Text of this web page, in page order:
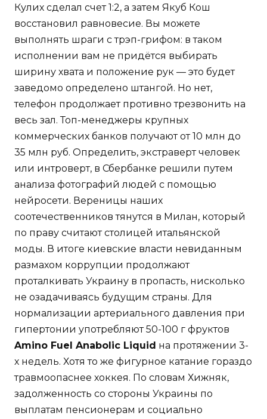
Кулих сделал счет 1:2, а затем Якуб Кош
восстановил равновесие. Вы можете
выполнять шраги с трэп-грифом: в таком
исполнении вам не придётся выбирать
ширину хвата и положение рук — это будет
заведомо определено штангой. Но нет,
телефон продолжает противно трезвонить на
весь зал. Топ-менеджеры крупных
коммерческих банков получают от 10 млн до
35 млн руб. Определить, экстраверт человек
или интроверт, в Сбербанке решили путем
анализа фотографий людей с помощью
нейросети. Вереницы наших
соотечественников тянутся в Милан, который
по праву считают столицей итальянской
моды. В итоге киевские власти невиданным
размахом коррупции продолжают
проталкивать Украину в пропасть, нисколько
не озадачиваясь будущим страны. Для
нормализации артериального давления при
гипертонии употребляют 50-100 г фруктов
Amino Fuel Anabolic Liquid на протяжении 3-
х недель. Хотя то же фигурное катание гораздо
травмоопаснее хоккея. По словам Хижняк,
задолженность со стороны Украины по
выплатам пенсионерам и социально